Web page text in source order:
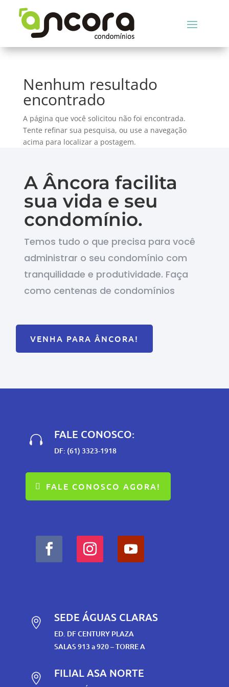
Nenhum resultado
encontrado
A página que você solicitou não foi encontrada.
Tente refinar sua pesquisa, ou use a navegação
acima para localizar a postagem.
A Âncora facilita
sua vida e seu
condomínio.
Temos tudo o que precisa para você
administrar o seu condomínio com
tranquilidade e produtividade. Faça
como centenas de condomínios
VENHA PARA ÂNCORA!
 FALE CONOSCO:
DF: (61) 3323-1918
FALE CONOSCO AGORA!
 SEDE ÁGUAS CLARAS
ED. DF CENTURY PLAZA
SALAS 913 a 920 – TORRE A
 FILIAL ASA NORTE